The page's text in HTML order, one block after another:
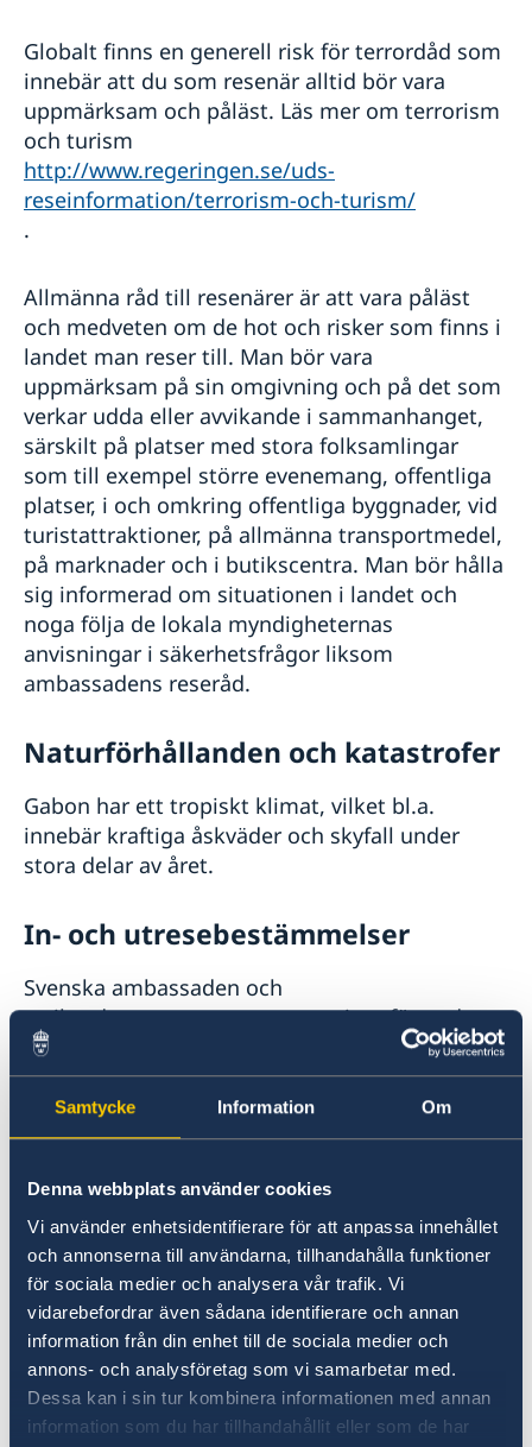
Samtycke Information Om
Denna webbplats använder cookies
Vi använder enhetsidentifierare för att anpassa innehållet
och annonserna till användarna, tillhandahålla funktioner
för sociala medier och analysera vår trafik. Vi
vidarebefordrar även sådana identifierare och annan
information från din enhet till de sociala medier och
annons- och analysföretag som vi samarbetar med.
Dessa kan i sin tur kombinera informationen med annan
information som du har tillhandahållit eller som de har
Globalt finns en generell risk för terrordåd som
innebär att du som resenär alltid bör vara
uppmärksam och påläst. Läs mer om terrorism
och turism
http://www.regeringen.se/uds-
reseinformation/terrorism-och-turism/
.
Allmänna råd till resenärer är att vara påläst
och medveten om de hot och risker som finns i
landet man reser till. Man bör vara
uppmärksam på sin omgivning och på det som
verkar udda eller avvikande i sammanhanget,
särskilt på platser med stora folksamlingar
som till exempel större evenemang, offentliga
platser, i och omkring offentliga byggnader, vid
turistattraktioner, på allmänna transportmedel,
på marknader och i butikscentra. Man bör hålla
sig informerad om situationen i landet och
noga följa de lokala myndigheternas
anvisningar i säkerhetsfrågor liksom
ambassadens reseråd.
Naturförhållanden och katastrofer
Gabon har ett tropiskt klimat, vilket bl.a.
innebär kraftiga åskväder och skyfall under
stora delar av året.
In- och utresebestämmelser
Svenska ambassaden och
utrikesdepartementet ansvarar inte för andra
länders inresebestämmelser eller eventuella
visumkrav. Kontrollera de aktuella
inresebestämmelserna med landets egna
myndigheter eller närmaste ambassad. Se
Stockholm Diplomatic List - Government.se
Tänk på att in- och utreseregler kan ändras
med kort varsel.
E-visum krävs för att resa in i Gabon. Om du
har lämnat in en ansökan om e-visum för
Gabon kommer du att få ett
bekräftelsemeddelande om att din ansökan har